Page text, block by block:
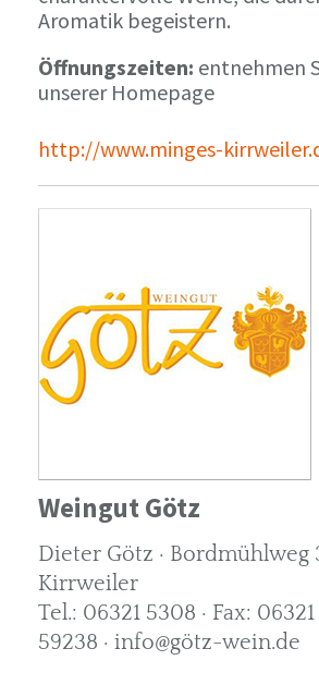
Aromatik begeistern.
Öffnungszeiten: entnehmen
unserer Homepage
http://www.minges-
Weingut Götz
Dieter Götz · Bordmühlweg
Kirrweiler
Tel.: 06321 5308 · Fax: 06321
59238 · info@götz-wein.de